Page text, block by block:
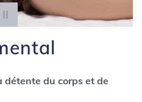
du corps et de